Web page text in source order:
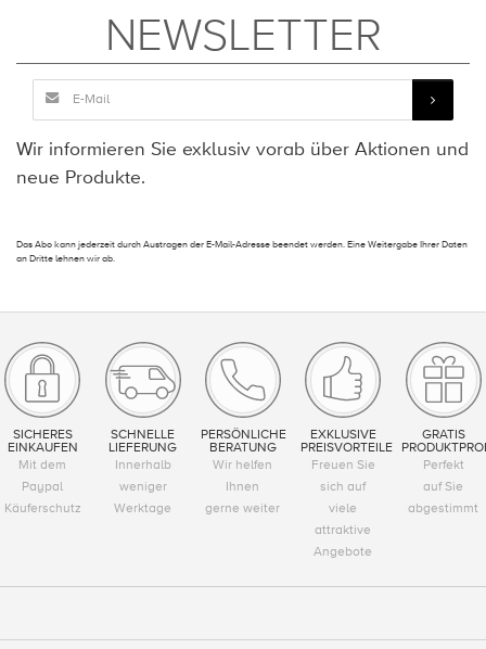
NEWSLETTER
Wir informieren Sie exklusiv vorab über Aktionen und
neue Produkte.
Das Abo kann jederzeit durch Austragen der E-Mail-Adresse beendet werden. Eine Weitergabe Ihrer Daten
an Dritte lehnen wir ab.
SICHERES
EINKAUFEN
Mit dem
Paypal
Käuferschutz
SCHNELLE
LIEFERUNG
Innerhalb
weniger
Werktage
PERSÖNLICHE
BERATUNG
Wir helfen
Ihnen
gerne weiter
EXKLUSIVE
PREISVORTEILE
Freuen Sie
sich auf
viele
attraktive
Angebote
GRATIS
Perfekt
auf Sie
abgestimmt